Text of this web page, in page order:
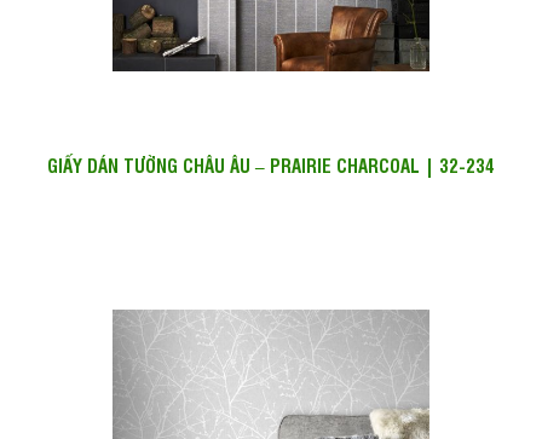
GIẤY DÁN TƯỜNG CHÂU ÂU – PRAIRIE CHARCOAL | 32-234